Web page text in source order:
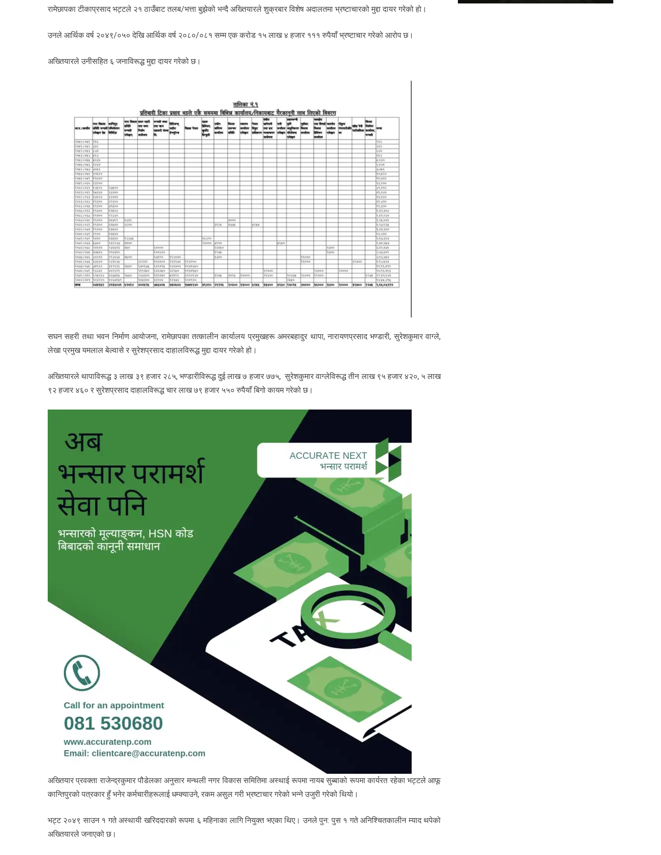
रामेछापका टीकाप्रसाद भट्टले २१ ठाउँबाट तलब/भत्ता बुझेको भन्दै अख्तियारले शुक्रबार विशेष अदालतमा भ्रष्टाचारको मुद्दा दायर गरेको हो।
उनले आर्थिक वर्ष २०४९/०५० देखि आर्थिक वर्ष २०८०/०८१ सम्म एक करोड १५ लाख ४ हजार १११ रुपैयाँ भ्रष्टाचार गरेको आरोप छ।
अख्तियारले उनीसहित ६ जनाविरूद्ध मुद्दा दायर गरेको छ।
सघन सहरी तथा भवन निर्माण आयोजना, रामेछापका तत्कालीन कार्यालय प्रमुखहरू अमरबहादुर थापा, नारायणप्रसाद भण्डारी, सुरेशकुमार वाग्ले,
लेखा प्रमुख यमलाल बेल्वासे र सुरेशप्रसाद दाहालविरूद्ध मुद्दा दायर गरेको हो।
अख्तियारले थापाविरूद्ध ३ लाख ३९ हजार २८५, भण्डारीविरूद्ध दुई लाख ७ हजार ७७५, सुरेशकुमार वाग्लेविरूद्ध तीन लाख ९५ हजार ४२०, ५ लाख
९२ हजार ४६० र सुरेशप्रसाद दाहालविरूद्ध चार लाख ७९ हजार ५५० रुपैयाँ बिगो कायम गरेको छ।
अख्तियार प्रवक्ता राजेन्द्रकुमार पौडेलका अनुसार मन्थली नगर विकास समितिमा अस्थाई रूपमा नायब सुब्बाको रूपमा कार्यरत रहेका भट्टले आफू
कान्तिपुरको पत्रकार हुँ भनेर कर्मचारीहरूलाई धम्क्याउने, रकम असुल गरी भ्रष्टाचार गरेको भन्ने उजुरी गरेको थियो।
भट्ट २०४९ साउन १ गते अस्थायी खरिददारको रूपमा ६ महिनाका लागि नियुक्त भएका थिए। उनले पुन: पुस १ गते अनिश्चितकालीन म्याद थपेको
अख्तियारले जनाएको छ।